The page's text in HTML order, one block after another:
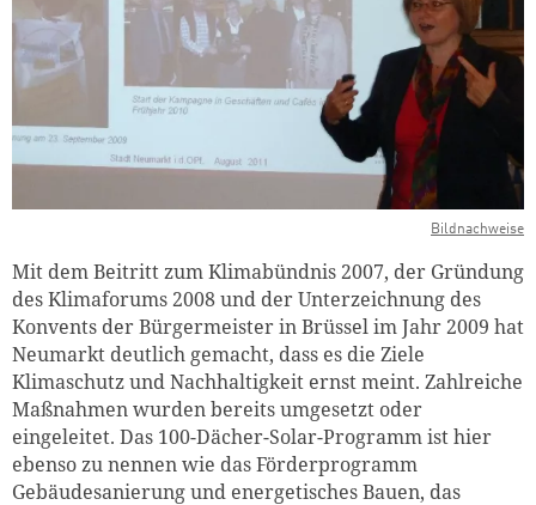
Bildnachweise
Mit dem Beitritt zum Klimabündnis 2007, der Gründung
des Klimaforums 2008 und der Unterzeichnung des
Konvents der Bürgermeister in Brüssel im Jahr 2009 hat
Neumarkt deutlich gemacht, dass es die Ziele
Klimaschutz und Nachhaltigkeit ernst meint. Zahlreiche
Maßnahmen wurden bereits umgesetzt oder
eingeleitet. Das 100-Dächer-Solar-Programm ist hier
ebenso zu nennen wie das Förderprogramm
Gebäudesanierung und energetisches Bauen, das